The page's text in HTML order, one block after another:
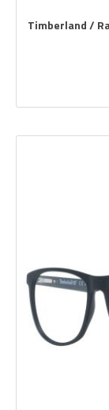
Timberland /